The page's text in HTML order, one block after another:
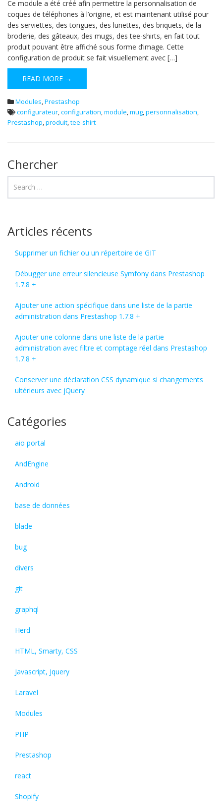
Ce module a été créé afin permettre la personnalisation de
coques de téléphones à l’origine, et est maintenant utilisé pour
des serviettes, des tongues, des lunettes, des briquets, de la
broderie, des gâteaux, des mugs, des tee-shirts, en fait tout
produit pouvant être affiché sous forme d’image. Cette
configuration de produit se fait visuellement avec […]
READ MORE →
Modules,Prestashop
configurateur,configuration,module,mug,personnalisation,
Prestashop,produit,tee-shirt
Chercher
Articles récents
Supprimer un fichier ou un répertoire de GIT
Débugger une erreur silencieuse Symfony dans Prestashop
1.7.8 +
Ajouter une action spécifique dans une liste de la partie
administration dans Prestashop 1.7.8 +
Ajouter une colonne dans une liste de la partie
administration avec filtre et comptage réel dans Prestashop
1.7.8 +
Conserver une déclaration CSS dynamique si changements
ultérieurs avec jQuery
Catégories
aio portal
AndEngine
Android
base de données
blade
bug
divers
git
graphql
Herd
HTML, Smarty, CSS
Javascript, Jquery
Laravel
Modules
PHP
Prestashop
react
Shopify